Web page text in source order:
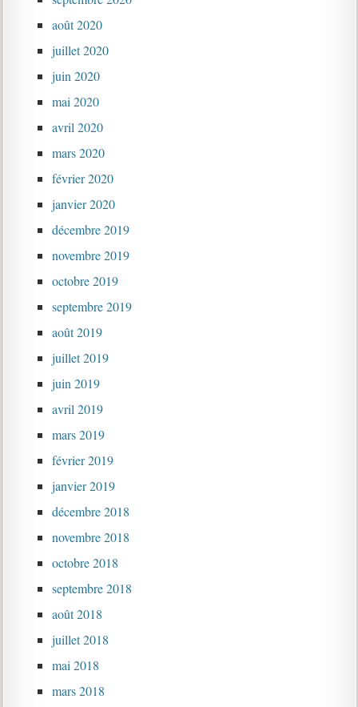
août 2020
juillet 2020
juin 2020
mai 2020
avril 2020
mars 2020
février 2020
janvier 2020
décembre 2019
novembre 2019
octobre 2019
septembre 2019
août 2019
juillet 2019
juin 2019
avril 2019
mars 2019
février 2019
janvier 2019
décembre 2018
novembre 2018
octobre 2018
septembre 2018
août 2018
juillet 2018
mai 2018
mars 2018